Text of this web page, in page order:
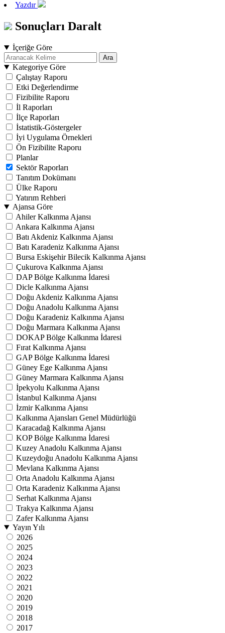
Yazdır
Sonuçları Daralt
İçeriğe Göre
Ara
Kategoriye Göre
Çalıştay Raporu
Etki Değerlendirme
Fizibilite Raporu
İl Raporları
İlçe Raporları
İstatistik-Göstergeler
İyi Uygulama Örnekleri
Ön Fizibilite Raporu
Planlar
Sektör Raporları
Tanıtım Dokümanı
Ülke Raporu
Yatırım Rehberi
Ajansa Göre
Ahiler Kalkınma Ajansı
Ankara Kalkınma Ajansı
Batı Akdeniz Kalkınma Ajansı
Batı Karadeniz Kalkınma Ajansı
Bursa Eskişehir Bilecik Kalkınma Ajansı
Çukurova Kalkınma Ajansı
DAP Bölge Kalkınma İdaresi
Dicle Kalkınma Ajansı
Doğu Akdeniz Kalkınma Ajansı
Doğu Anadolu Kalkınma Ajansı
Doğu Karadeniz Kalkınma Ajansı
Doğu Marmara Kalkınma Ajansı
DOKAP Bölge Kalkınma İdaresi
Fırat Kalkınma Ajansı
GAP Bölge Kalkınma İdaresi
Güney Ege Kalkınma Ajansı
Güney Marmara Kalkınma Ajansı
İpekyolu Kalkınma Ajansı
İstanbul Kalkınma Ajansı
İzmir Kalkınma Ajansı
Kalkınma Ajansları Genel Müdürlüğü
Karacadağ Kalkınma Ajansı
KOP Bölge Kalkınma İdaresi
Kuzey Anadolu Kalkınma Ajansı
Kuzeydoğu Anadolu Kalkınma Ajansı
Mevlana Kalkınma Ajansı
Orta Anadolu Kalkınma Ajansı
Orta Karadeniz Kalkınma Ajansı
Serhat Kalkınma Ajansı
Trakya Kalkınma Ajansı
Zafer Kalkınma Ajansı
Yayın Yılı
2026
2025
2024
2023
2022
2021
2020
2019
2018
2017